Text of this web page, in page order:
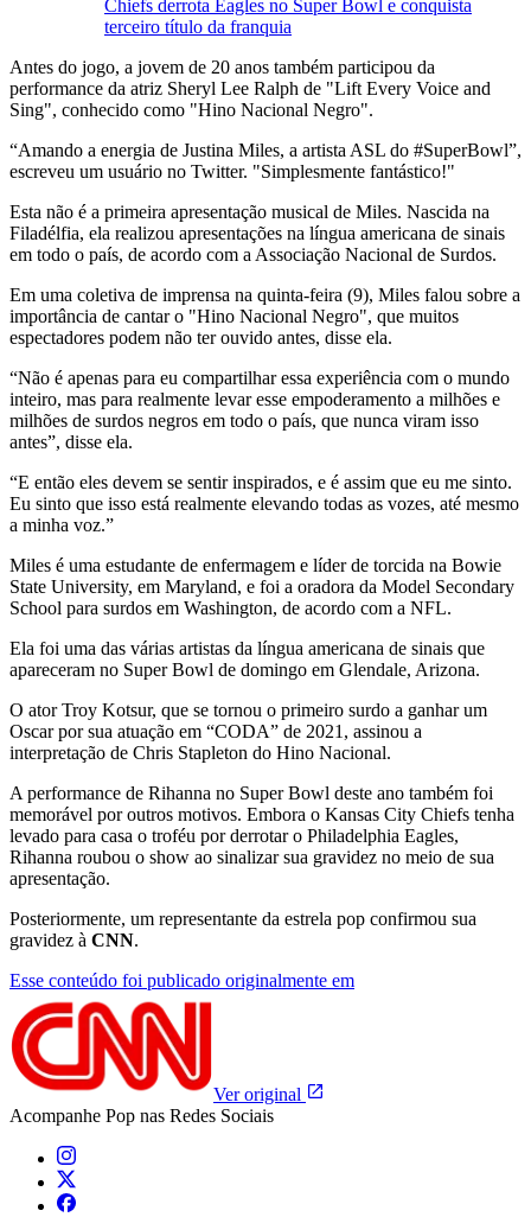
Chiefs derrota Eagles no Super Bowl e conquista
terceiro título da franquia
Antes do jogo, a jovem de 20 anos também participou da
performance da atriz Sheryl Lee Ralph de "Lift Every Voice and
Sing", conhecido como "Hino Nacional Negro".
“Amando a energia de Justina Miles, a artista ASL do #SuperBowl”,
escreveu um usuário no Twitter. "Simplesmente fantástico!"
Esta não é a primeira apresentação musical de Miles. Nascida na
Filadélfia, ela realizou apresentações na língua americana de sinais
em todo o país, de acordo com a Associação Nacional de Surdos.
Em uma coletiva de imprensa na quinta-feira (9), Miles falou sobre a
importância de cantar o "Hino Nacional Negro", que muitos
espectadores podem não ter ouvido antes, disse ela.
“Não é apenas para eu compartilhar essa experiência com o mundo
inteiro, mas para realmente levar esse empoderamento a milhões e
milhões de surdos negros em todo o país, que nunca viram isso
antes”, disse ela.
“E então eles devem se sentir inspirados, e é assim que eu me sinto.
Eu sinto que isso está realmente elevando todas as vozes, até mesmo
a minha voz.”
Miles é uma estudante de enfermagem e líder de torcida na Bowie
State University, em Maryland, e foi a oradora da Model Secondary
School para surdos em Washington, de acordo com a NFL.
Ela foi uma das várias artistas da língua americana de sinais que
apareceram no Super Bowl de domingo em Glendale, Arizona.
O ator Troy Kotsur, que se tornou o primeiro surdo a ganhar um
Oscar por sua atuação em “CODA” de 2021, assinou a
interpretação de Chris Stapleton do Hino Nacional.
A performance de Rihanna no Super Bowl deste ano também foi
memorável por outros motivos. Embora o Kansas City Chiefs tenha
levado para casa o troféu por derrotar o Philadelphia Eagles,
Rihanna roubou o show ao sinalizar sua gravidez no meio de sua
apresentação.
Posteriormente, um representante da estrela pop confirmou sua
gravidez à CNN.
Esse conteúdo foi publicado originalmente em
Ver original
Acompanhe Pop nas Redes Sociais